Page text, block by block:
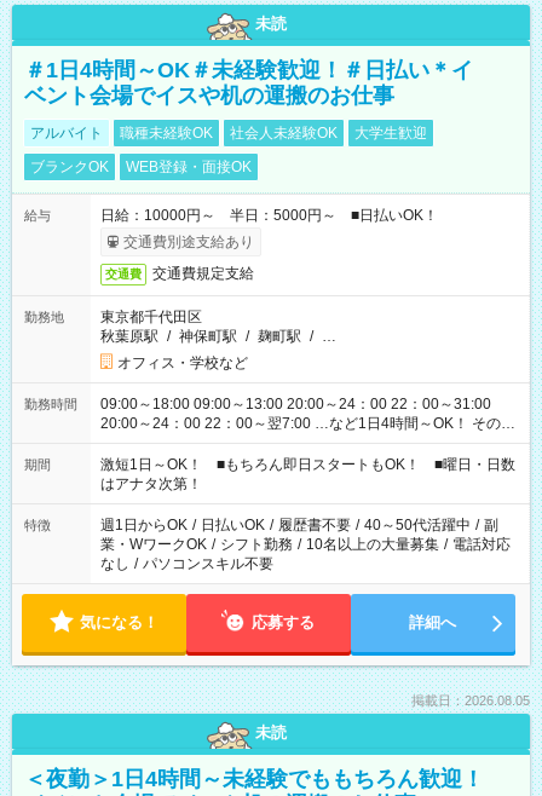
未読
＃1日4時間～OK＃未経験歓迎！＃日払い＊イ
ベント会場でイスや机の運搬のお仕事
アルバイト 職種未経験OK 社会人未経験OK
大学生歓迎
ブランクOK
WEB登録・面接OK
給与
日給：10000円～ 半日：5000円～ ■日払いOK！
交通費別途支給あり
交通費 交通費規定支給
勤務地
東京都千代田区
秋葉原駅 / 神保町駅 / 麹町駅 / …
オフィス・学校など
勤務時間
09:00～18:00 09:00～13:00 20:00～24：00 22：00～31:00
20:00～24：00 22：00～翌7:00 …など1日4時間～OK！ その他
シフトもございます！ お気軽にご相談ください！
期間
激短1日～OK！ ■もちろん即日スタートもOK！ ■曜日・日数
はアナタ次第！
特徴 週1日からOK / 日払いOK / 履歴書不要 / 40～50代活躍中 / 副
業・WワークOK / シフト勤務 / 10名以上の大量募集 / 電話対応
なし / パソコンスキル不要
気になる！ 応募する 詳細へ
掲載日：2026.08.05
未読
＜夜勤＞1日4時間～未経験でももちろん歓迎！